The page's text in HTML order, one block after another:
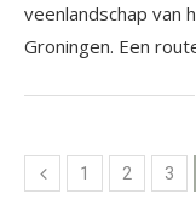
veenlandschap van
Groningen. Een
1 2 3